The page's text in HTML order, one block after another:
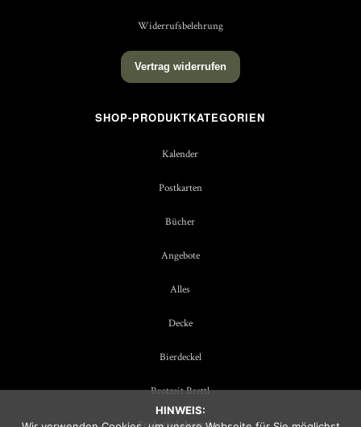
Widerrufsbelehrung
Vertrag widerrufen
SHOP-PRODUKTKATEGORIEN
Kalender
Postkarten
Bücher
Angebote
Alles
Decke
Bierdeckel
Brotzeit Brettl
HINWEIS: